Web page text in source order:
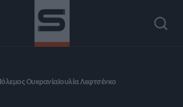
ΟυκρανίαΙουλία Λεφτσένκο